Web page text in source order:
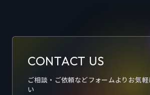
CONTACT US
ご相談・ご依頼などフォームよりお気
い